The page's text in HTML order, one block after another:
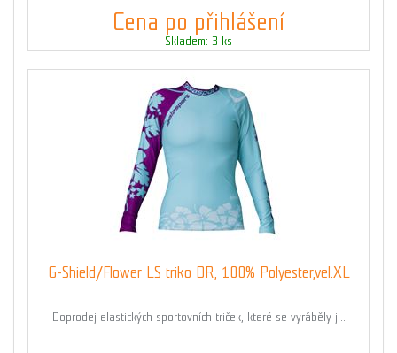
Cena po přihlášení
Skladem: 3 ks
G-Shield/Flower LS triko DR, 100% Polyester,vel.XL
Doprodej elastických sportovních triček, které se vyráběly j...